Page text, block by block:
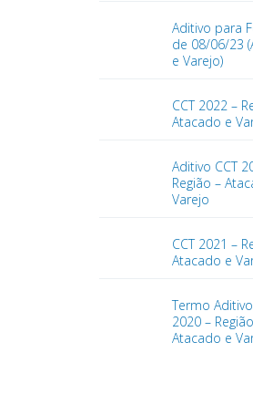
Aditivo para
de 08/06/23
e Varejo)
CCT 2022 –
Atacado e
Aditivo CCT
Região –
Varejo
CCT 2021 –
Atacado e
Termo
2020 –
Atacado e